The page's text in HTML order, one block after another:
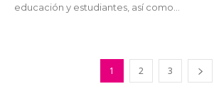
educación y estudiantes, así como...
1 2 3